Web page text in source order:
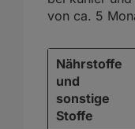
von ca. 5
Nährstoffe
und
sonstige
Stoffe